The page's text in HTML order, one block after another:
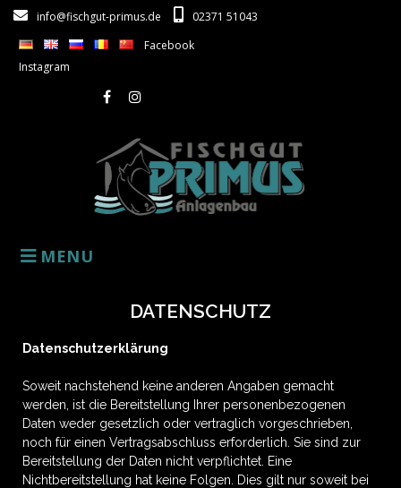
info@fischgut-primus.de
02371 51043
Facebook
Instagram
MENU
DATENSCHUTZ
Datenschutzerklärung
Soweit nachstehend keine anderen Angaben gemacht
werden, ist die Bereitstellung Ihrer personenbezogenen
Daten weder gesetzlich oder vertraglich vorgeschrieben,
noch für einen Vertragsabschluss erforderlich. Sie sind zur
Bereitstellung der Daten nicht verpflichtet. Eine
Nichtbereitstellung hat keine Folgen. Dies gilt nur soweit bei